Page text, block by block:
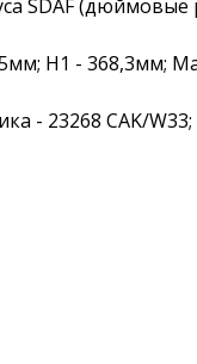
SDAF
H1 - 368,3мм;
- 23268 CAK/W33;